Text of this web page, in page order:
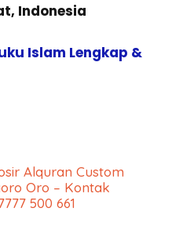
Indonesia
Islam Lengkap &
Alquran Custom
Oro – Kontak
500 661